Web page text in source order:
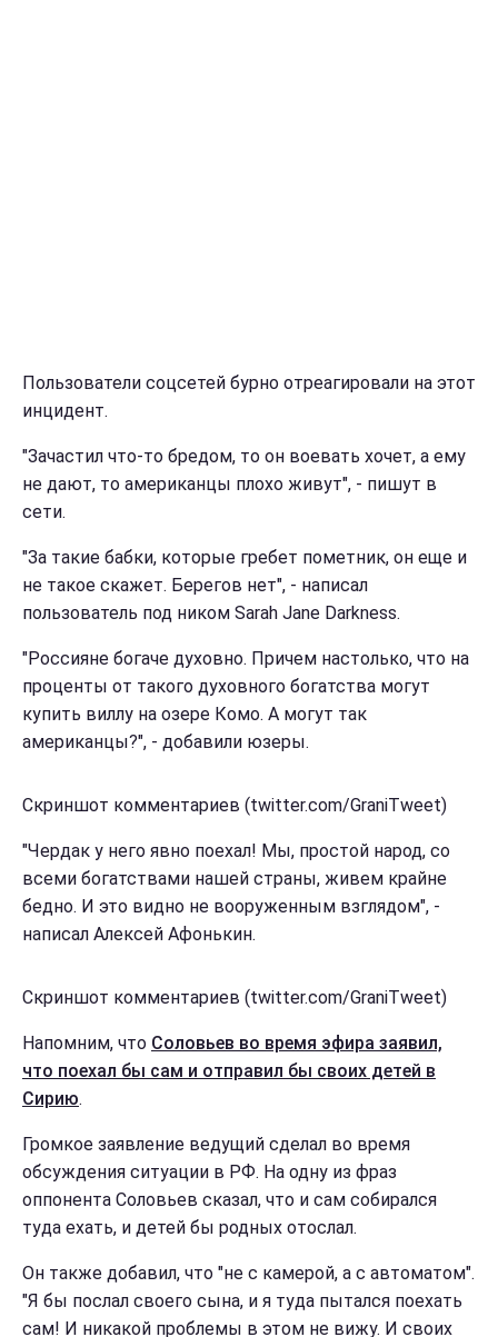
Пользователи соцсетей бурно отреагировали на этот
инцидент.
"Зачастил что-то бредом, то он воевать хочет, а ему
не дают, то американцы плохо живут", - пишут в
сети.
"За такие бабки, которые гребет пометник, он еще и
не такое скажет. Берегов нет", - написал
пользователь под ником Sarah Jane Darkness‏.
"Россияне богаче духовно. Причем настолько, что на
проценты от такого духовного богатства могут
купить виллу на озере Комо. А могут так
американцы?", - добавили юзеры.
Скриншот комментариев (twitter.com/GraniTweet)
"Чердак у него явно поехал! Мы, простой народ, со
всеми богатствами нашей страны, живем крайне
бедно. И это видно не вооруженным взглядом", -
написал Алексей Афонькин.
Скриншот комментариев (twitter.com/GraniTweet)
Напомним, что Соловьев во время эфира заявил,
что поехал бы сам и отправил бы своих детей в
Сирию.
Громкое заявление ведущий сделал во время
обсуждения ситуации в РФ. На одну из фраз
оппонента Соловьев сказал, что и сам собирался
туда ехать, и детей бы родных отослал.
Он также добавил, что "не с камерой, а с автоматом".
"Я бы послал своего сына, и я туда пытался поехать
сам! И никакой проблемы в этом не вижу. И своих